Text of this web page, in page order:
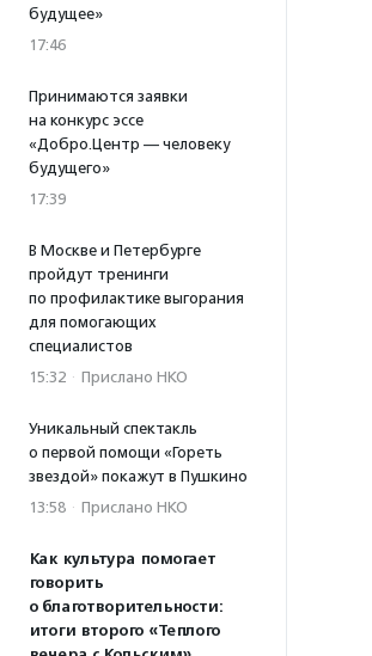
будущее»
17:46
Принимаются заявки
на конкурс эссе
«Добро.Центр — человеку
будущего»
17:39
В Москве и Петербурге
пройдут тренинги
по профилактике выгорания
для помогающих
специалистов
15:32 · Прислано НКО
Уникальный спектакль
о первой помощи «Гореть
звездой» покажут в Пушкино
13:58 · Прислано НКО
Как культура помогает
говорить
о благотворительности:
итоги второго «Теплого